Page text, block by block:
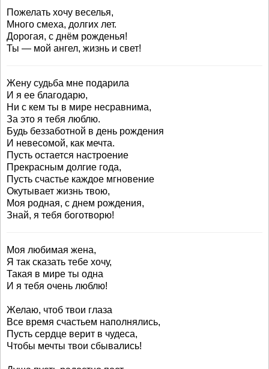
Пожелать хочу веселья,
Много смеха, долгих лет.
Дорогая, с днём рожденья!
Ты — мой ангел, жизнь и свет!
Жену судьба мне подарила
И я ее благодарю,
Ни с кем ты в мире несравнима,
За это я тебя люблю.
Будь беззаботной в день рождения
И невесомой, как мечта.
Пусть остается настроение
Прекрасным долгие года,
Пусть счастье каждое мгновение
Окутывает жизнь твою,
Моя родная, с днем рождения,
Знай, я тебя боготворю!
Моя любимая жена,
Я так сказать тебе хочу,
Такая в мире ты одна
И я тебя очень люблю!
Желаю, чтоб твои глаза
Все время счастьем наполнялись,
Пусть сердце верит в чудеса,
Чтобы мечты твои сбывались!